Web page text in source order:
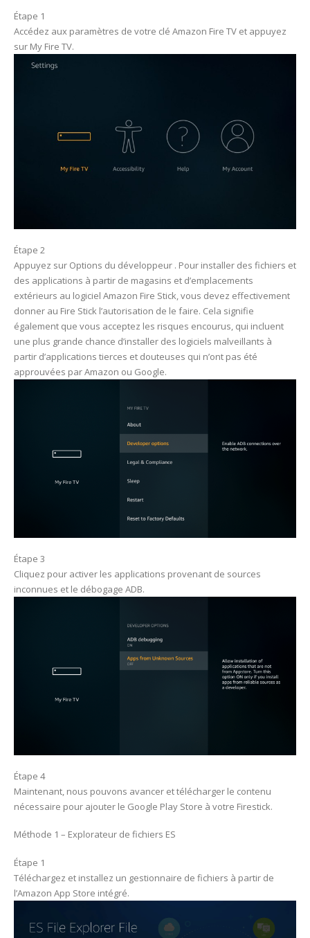
Étape 1
Accédez aux paramètres de votre clé Amazon Fire TV et appuyez
sur My Fire TV.
Étape 2
Appuyez sur Options du développeur . Pour installer des fichiers et
des applications à partir de magasins et d’emplacements
extérieurs au logiciel Amazon Fire Stick, vous devez effectivement
donner au Fire Stick l’autorisation de le faire. Cela signifie
également que vous acceptez les risques encourus, qui incluent
une plus grande chance d’installer des logiciels malveillants à
partir d’applications tierces et douteuses qui n’ont pas été
approuvées par Amazon ou Google.
Étape 3
Cliquez pour activer les applications provenant de sources
inconnues et le débogage ADB.
Étape 4
Maintenant, nous pouvons avancer et télécharger le contenu
nécessaire pour ajouter le Google Play Store à votre Firestick.
Méthode 1 – Explorateur de fichiers ES
Étape 1
Téléchargez et installez un gestionnaire de fichiers à partir de
l’Amazon App Store intégré.